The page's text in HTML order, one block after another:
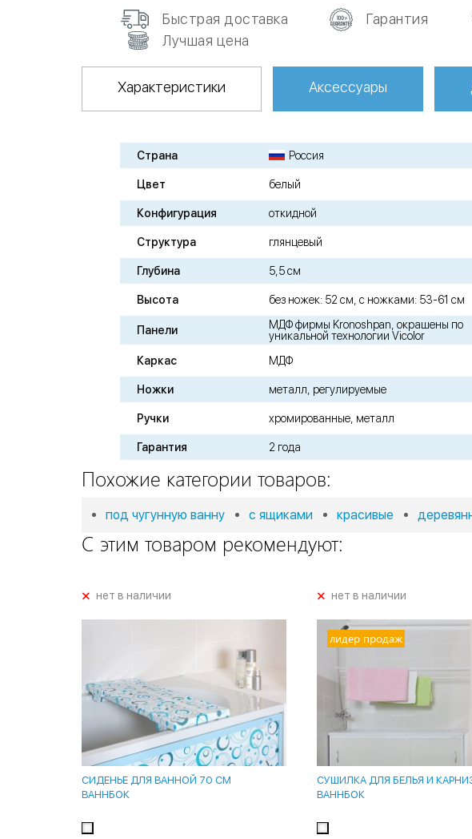
Быстрая доставка Гарантия
Лучшая цена
Характеристики Аксессуары
Страна Россия
Цвет белый
Конфигурация откидной
Структура глянцевый
Глубина 5,5 см
Высота без ножек: 52 см, с ножками: 53-61 см
Панели
МДФ фирмы Kronoshpan, окрашены по
уникальной технологии Vicolor
Каркас
МДФ
Ножки металл, регулируемые
Ручки хромированные, металл
Гарантия 2 года
Похожие категории товаров:
под чугунную ванну с ящиками красивые
С этим товаром рекомендуют:
+нет в наличии
СИДЕНЬЕ ДЛЯ ВАННОЙ 70 СМ
ВАННБОК
+нет в наличии
лидер продаж
СУШИЛКА ДЛЯ БЕЛЬЯ И КАРНИЗ
ВАННБОК